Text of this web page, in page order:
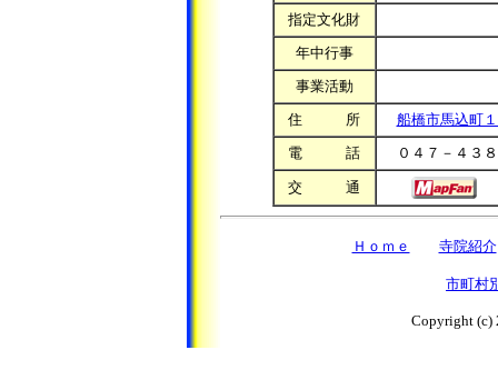
指定文化財
年中行事
事業活動
住 所
船橋市馬込町
電 話
０４７－４３
交 通
Ｈｏｍｅ 寺院紹介
市町村
Copyright (c)